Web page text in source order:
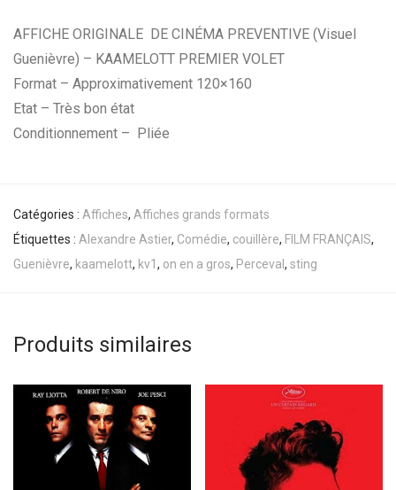
AFFICHE ORIGINALE DE CINÉMA PREVENTIVE (Visuel
Guenièvre) – KAAMELOTT PREMIER VOLET
Format – Approximativement 120×160
Etat – Très bon état
Conditionnement – Pliée
Catégories : Affiches, Affiches grands formats
Étiquettes : Alexandre Astier, Comédie, couillère, FILM FRANÇAIS,
Guenièvre, kaamelott, kv1 , on en a gros, Perceval , sting
Produits similaires